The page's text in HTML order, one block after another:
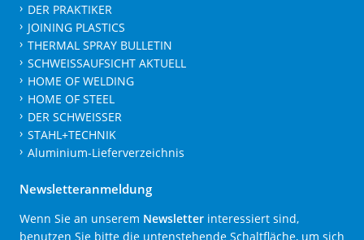
DER PRAKTIKER
JOINING PLASTICS
THERMAL SPRAY BULLETIN
SCHWEISSAUFSICHT AKTUELL
HOME OF WELDING
HOME OF STEEL
DER SCHWEISSER
STAHL+TECHNIK
Aluminium-Lieferverzeichnis
Newsletteranmeldung
Wenn Sie an unserem Newsletter interessiert sind,
benutzen Sie bitte die untenstehende Schaltfläche, um sich